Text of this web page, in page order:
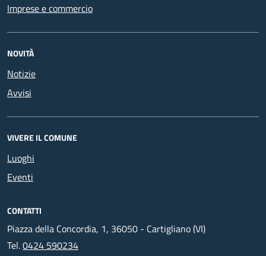
Imprese e commercio
NOVITÀ
Notizie
Avvisi
VIVERE IL COMUNE
Luoghi
Eventi
CONTATTI
Piazza della Concordia, 1, 36050 - Cartigliano (VI)
Tel.0424 590234